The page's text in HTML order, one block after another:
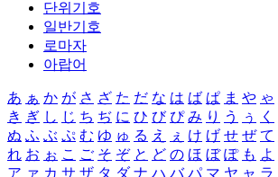
단위기호
일반기호
로마자
아랍어
あ ぁ か が さ ざ た だ な は ば ぱ ま や ゃ
き ぎ し じ ち ぢ に ひ び ぴ み り う ぅ く
ぬ ふ ぶ ぷ む ゆ ゅ る え ぇ け げ せ ぜ て
れ お ぉ こ ご そ ぞ と ど の ほ ぼ ぽ も よ
ア ァ カ サ ザ タ ダ ナ ハ バ パ マ ヤ ャ ラ